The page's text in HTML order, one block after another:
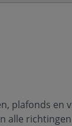
plafonds en
alle